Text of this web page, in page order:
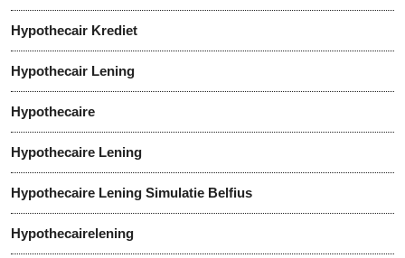
Hypothecair Krediet
Hypothecair Lening
Hypothecaire
Hypothecaire Lening
Hypothecaire Lening Simulatie Belfius
Hypothecairelening